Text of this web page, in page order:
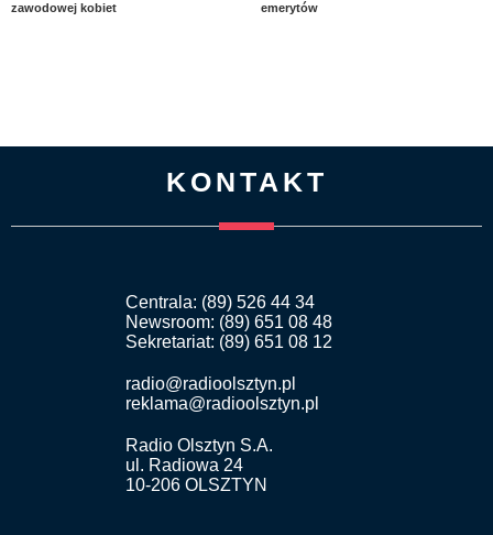
zawodowej kobiet
emerytów
KONTAKT
Centrala: (89) 526 44 34
Newsroom: (89) 651 08 48
Sekretariat: (89) 651 08 12
radio@radioolsztyn.pl
reklama@radioolsztyn.pl
Radio Olsztyn S.A.
ul. Radiowa 24
10-206 OLSZTYN